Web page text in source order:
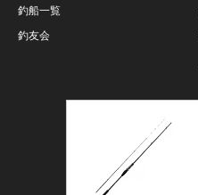
釣船一覧
釣友会